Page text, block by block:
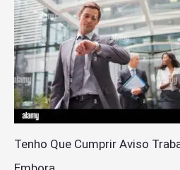
Tenho Que Cumprir Aviso